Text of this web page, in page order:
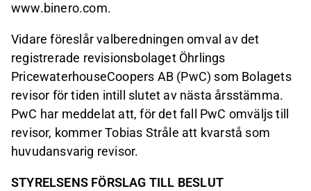
www.binero.com.
Vidare föreslår valberedningen omval av det
registrerade revisionsbolaget Öhrlings
PricewaterhouseCoopers AB (PwC) som Bolagets
revisor för tiden intill slutet av nästa årsstämma.
PwC har meddelat att, för det fall PwC omväljs till
revisor, kommer Tobias Stråle att kvarstå som
huvudansvarig revisor.
STYRELSENS FÖRSLAG TILL BESLUT